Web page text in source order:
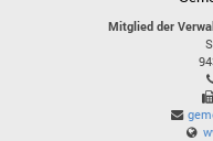
Mitglied der